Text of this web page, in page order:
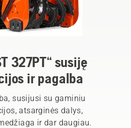
327PT“ susiję
ir pagalba
susijusi su gaminiu
atsarginės dalys,
ir dar daugiau.